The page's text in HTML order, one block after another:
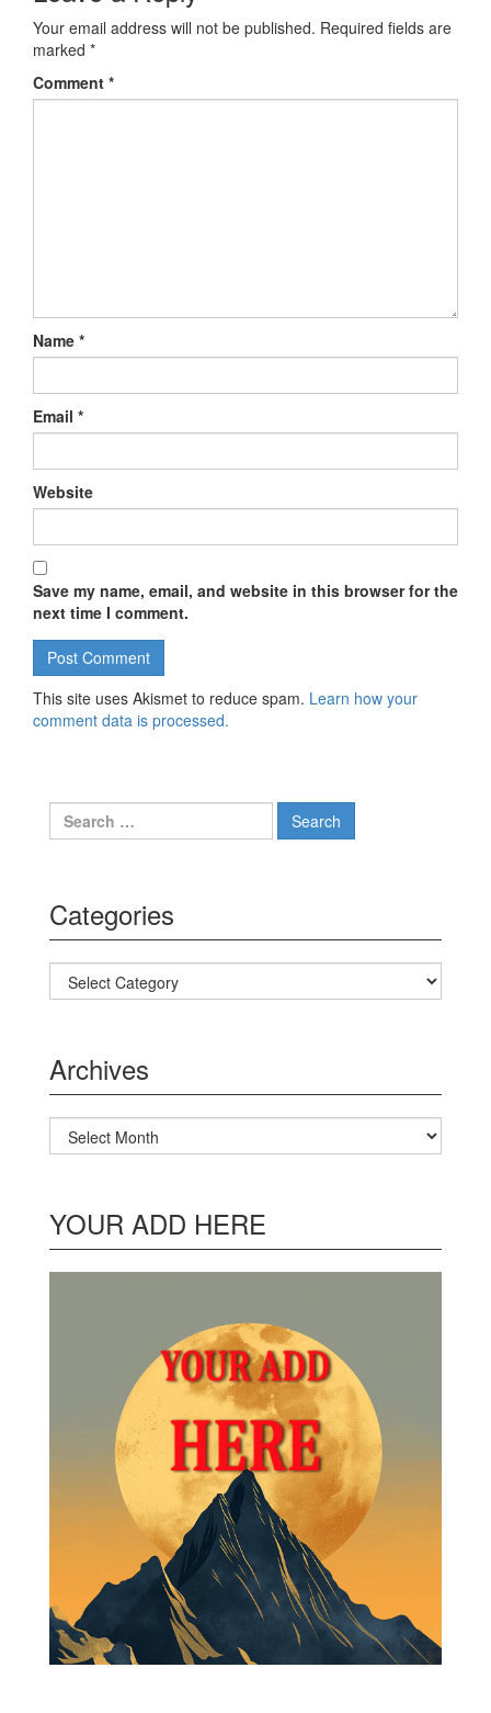
Your email address will not be published. Required fields are
marked *
Comment *
Name *
Email *
Website
Save my name, email, and website in this browser for the
next time I comment.
This site uses Akismet to reduce spam. Learn how your
comment data is processed.
Search for:
Categories
Categories
Archives
Archives
YOUR ADD HERE